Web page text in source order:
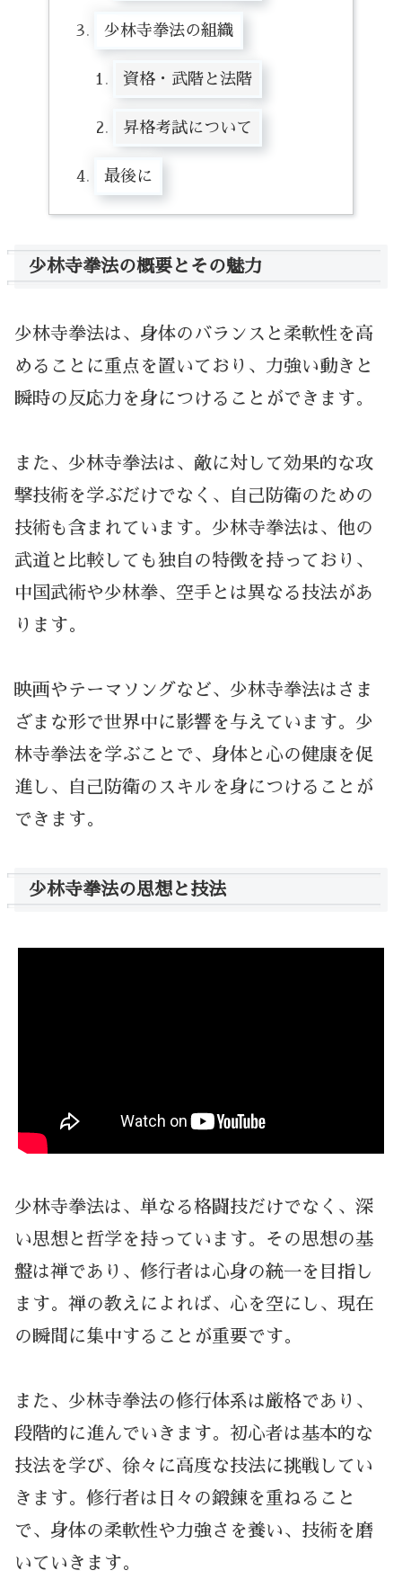
少林寺拳法の組織
資格・武階と法階
昇格考試について
最後に
少林寺拳法の概要とその魅力
少林寺拳法は、身体のバランスと柔軟性を高
めることに重点を置いており、力強い動きと
瞬時の反応力を身につけることができます。
また、少林寺拳法は、敵に対して効果的な攻
撃技術を学ぶだけでなく、自己防衛のための
技術も含まれています。少林寺拳法は、他の
武道と比較しても独自の特徴を持っており、
中国武術や少林拳、空手とは異なる技法があ
ります。
映画やテーマソングなど、少林寺拳法はさま
ざまな形で世界中に影響を与えています。少
林寺拳法を学ぶことで、身体と心の健康を促
進し、自己防衛のスキルを身につけることが
できます。
少林寺拳法の思想と技法
少林寺拳法は、単なる格闘技だけでなく、深
い思想と哲学を持っています。その思想の基
盤は禅であり、修行者は心身の統一を目指し
ます。禅の教えによれば、心を空にし、現在
の瞬間に集中することが重要です。
また、少林寺拳法の修行体系は厳格であり、
段階的に進んでいきます。初心者は基本的な
技法を学び、徐々に高度な技法に挑戦してい
きます。修行者は日々の鍛錬を重ねること
で、身体の柔軟性や力強さを養い、技術を磨
いていきます。